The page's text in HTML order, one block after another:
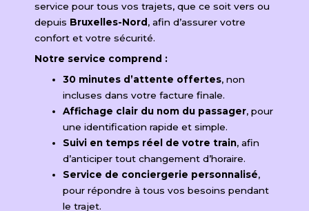
service pour tous vos trajets, que ce soit vers ou
depuis Bruxelles-Nord , afin d’assurer votre
confort et votre sécurité.
Notre service comprend :
30 minutes d’attente offertes, non
incluses dans votre facture finale.
Affichage clair du nom du passager, pour
une identification rapide et simple.
Suivi en temps réel de votre train, afin
d’anticiper tout changement d’horaire.
Service de conciergerie personnalisé,
pour répondre à tous vos besoins pendant
le trajet.